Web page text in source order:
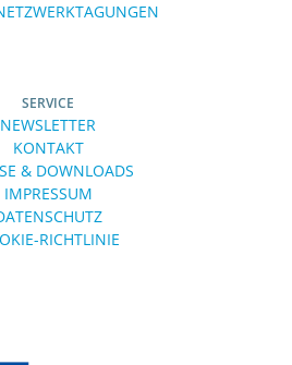
SERVICE
NEWSLETTER
KONTAKT
& DOWNLOADS
IMPRESSUM
RICHTLINIE